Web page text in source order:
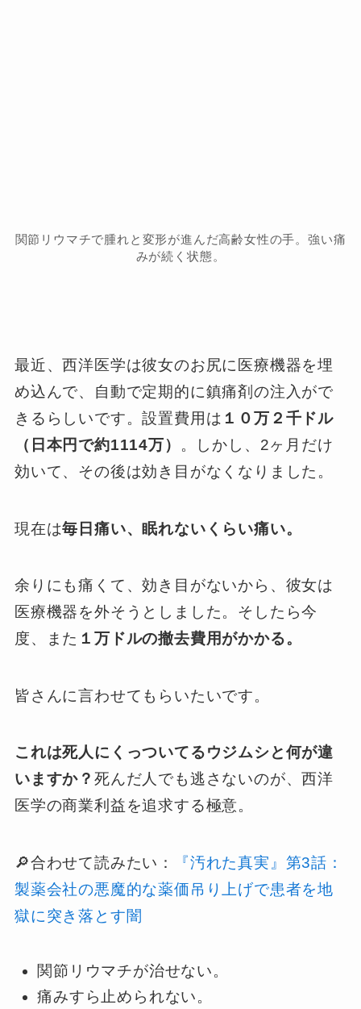
関節リウマチで腫れと変形が進んだ高齢女性の手。強い痛
みが続く状態。
最近、西洋医学は彼女のお尻に医療機器を埋
め込んで、自動で定期的に鎮痛剤の注入がで
きるらしいです。設置費用は １０万２千ドル
（日本円で約1114万）
。しかし、2ヶ月だけ
効いて、その後は効き目がなくなりました。
現在は毎日痛い、眠れないくらい痛い。
余りにも痛くて、効き目がないから、彼女は
医療機器を外そうとしました。そしたら今
度、また １万ドルの撤去費用がかかる。
皆さんに言わせてもらいたいです。
これは死人にくっついてるウジムシと何が違
いますか？ 死んだ人でも逃さないのが、西洋
医学の商業利益を追求する極意。
🔎合わせて読みたい：
『汚れた真実』第3話：
製薬会社の悪魔的な薬価吊り上げで患者を地
獄に突き落とす闇
関節リウマチが治せない。
痛みすら止められない。